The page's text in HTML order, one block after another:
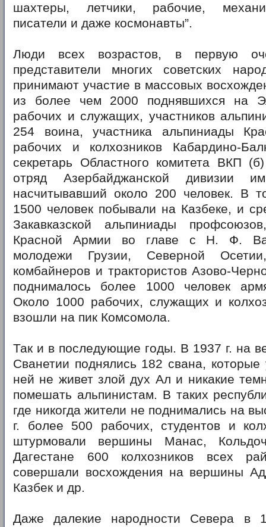
шахтеры, летчики, рабочие,
писатели и даже космонавты”.
Люди всех возрастов, в первую
представители многих советских
принимают участие в массовых
из более чем 2000 поднявшихся на
рабочих и служащих, участников
254 воина, участника альпиниады
рабочих и колхозников Кабардино-
секретарь Областного комитета ВКП
отряд Азербайджанской дивизии
насчитывавший около 200 человек. В
1500 человек побывали на Казбеке, и
Закавказской альпиниады
Красной Армии во главе с Н. Ф.
молодежи Грузии, Северной
комбайнеров и трактористов Азово-
поднималось более 1000 человек
Около 1000 рабочих, служащих и
взошли на пик Комсомола.
Так и в последующие годы. В 1937 г. на
Сванетии поднялись 182 свана, которые
ней не живет злой дух Ал и никакие
помешать альпинистам. В таких
где никогда жители не поднимались на
г. более 500 рабочих, студентов и
штурмовали вершины Манас,
Дагестане 600 колхозников всех
совершали восхождения на вершины
Казбек и др.
Даже далекие народности Севера в